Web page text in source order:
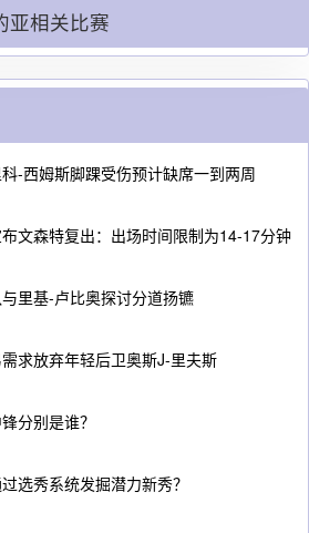
亚相关比赛
-西姆斯脚踝受伤预计缺席一到两周
文森特复出：出场时间限制为14-17分钟
里基-卢比奥探讨分道扬镳
求放弃年轻后卫奥斯J-里夫斯
分别是谁？
选秀系统发掘潜力新秀？